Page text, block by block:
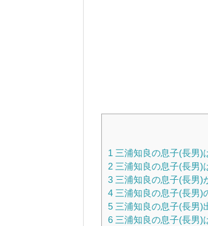
1 三浦知良の息子(長男)
2 三浦知良の息子(長男)
3 三浦知良の息子(長男)
4 三浦知良の息子(長男)
5 三浦知良の息子(長男)
6 三浦知良の息子(長男)